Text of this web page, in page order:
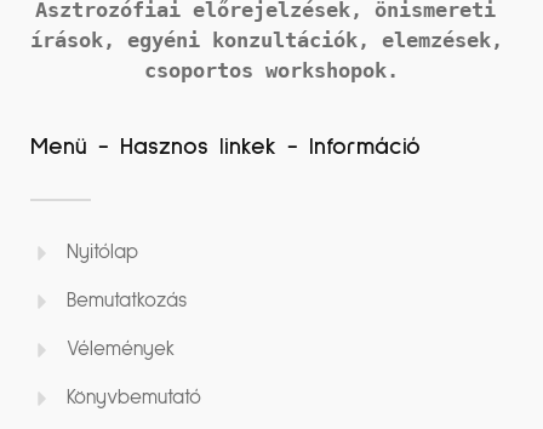
Asztrozófiai előrejelzések, önismereti
írások,
csoportos workshopok.
Menü - Hasznos linkek - Információ
Nyitólap
Bemutatkozás
Vélemények
Könyvbemutató